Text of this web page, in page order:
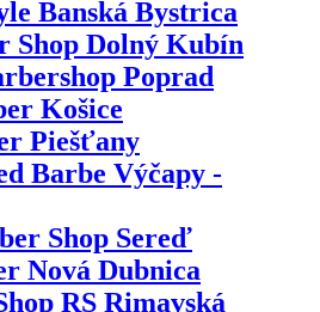
Banská Bystrica
Shop Dolný Kubín
Poprad
Košice
Piešťany
Barbe Výčapy -
Shop Sereď
Nová Dubnica
RS Rimavská